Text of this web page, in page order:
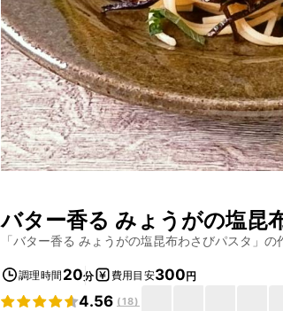
バター香る みょうがの塩昆
「バター香る みょうがの塩昆布わさびパスタ 」
調理時間 20分 費用目安300円
4.56 (18)